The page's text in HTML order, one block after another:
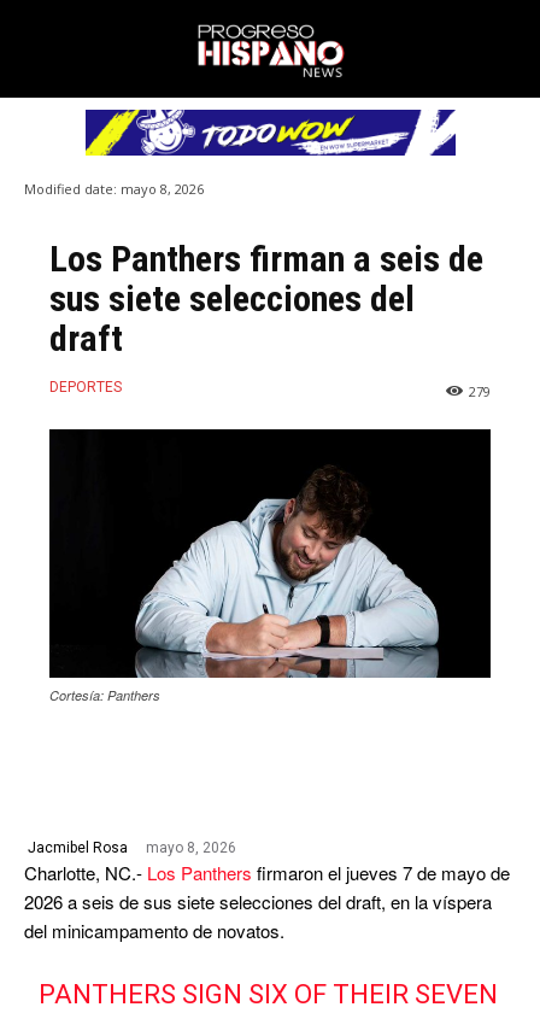
Modified date: mayo 8, 2026
Los Panthers firman a seis de
sus siete selecciones del
draft
DEPORTES 279
Cortesía: Panthers
Jacmibel Rosa mayo 8, 2026
Charlotte, NC.- Los Panthers firmaron el jueves 7 de mayo de
2026 a seis de sus siete selecciones del draft, en la víspera
del minicampamento de novatos.
PANTHERS SIGN SIX OF THEIR SEVEN